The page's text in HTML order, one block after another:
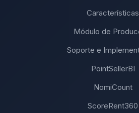
Características
Módulo de
Soporte e
PointSellerBI
NomiCount
ScoreRent360